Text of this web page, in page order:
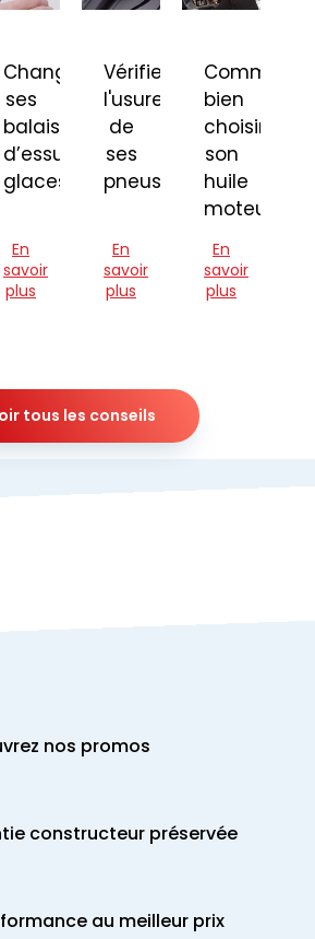
Changer
ses
balais
d’essuie-
glaces
En
savoir
plus
Vérifier
l'usure
de
ses
pneus
En
savoir
plus
Comment
bien
choisir
son
huile
moteur
En
savoir
plus
tous les conseils
nos promos
constructeur préservée
au meilleur prix